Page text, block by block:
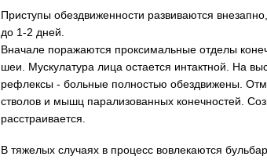
Приступы обездвиженности развиваются
до 1-2 дней.
Вначале поражаются проксимальные отделы
шеи. Мускулатура лица остается интактной. На
рефлексы - больные полностью обездвижены.
стволов и мышц парализованных конечностей.
расстраивается.
В тяжелых случаях в процесс вовлекаются